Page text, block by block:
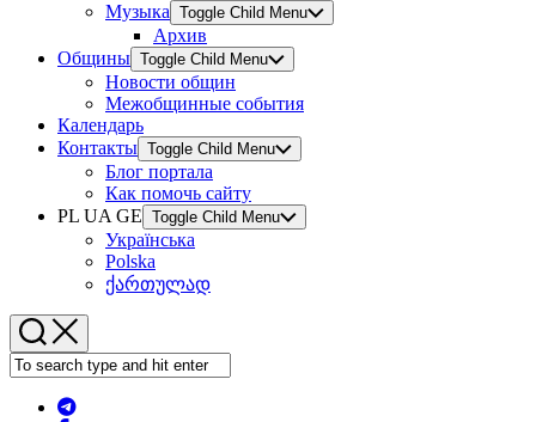
Музыка Toggle Child Menu
Архив
Общины Toggle Child Menu
Новости общин
Межобщинные события
Календарь
Контакты Toggle Child Menu
Блог портала
Как помочь сайту
PL UA GE Toggle Child Menu
Українська
Polska
ქართულად